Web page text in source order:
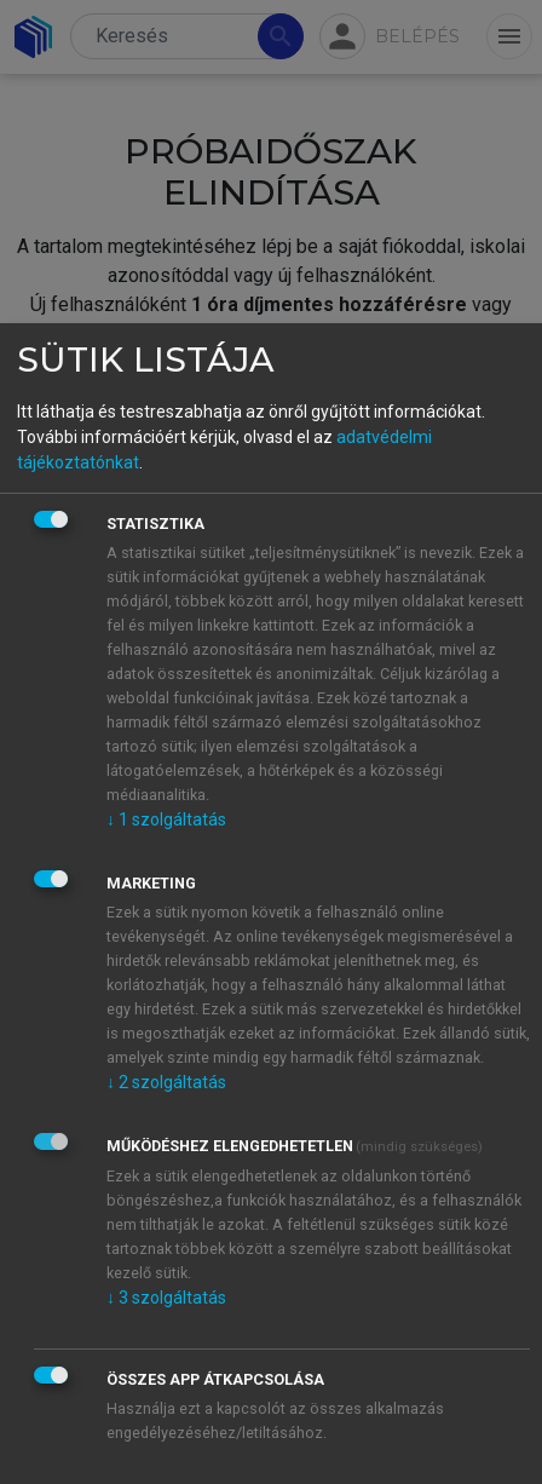
search person BELÉPÉS menu
PRÓBAIDŐSZAK
ELINDÍTÁSA
A tartalom megtekintéséhez lépj be a saját fiókoddal, iskolai
azonosítóddal vagy új felhasználóként.
Új felhasználóként 1 óra díjmentes hozzáférésre vagy
fiókoddal,vagy hozz létre új fiókot.
A regisztráció után apróbaidőszakautomatikusan
BELÉPÉS SAJÁT FIÓKKAL
ÚJ FIÓK LÉTREHOZÁSA
1 óra díjmentes hozzáférés
E-MAIL-CÍM
JELSZÓ
JELSZÓ ÚJRA
Kérek értesítést a MeRSZ újdonságairól, akcióiról.
Kérek értesítést az Akadémiai Kiadó Zrt. újdonságairól,
Adatkezelési tájékoztatóbanfoglaltakat tudomásul
veszem és elfogadom.
Általános vásárlási feltételeket, valamint a szotar.netés a
mersz.huoldalak licencszerződéseiben foglaltakat
tudomásul veszem és elfogadom.
KIPRÓBÁLOM
SÜTIK LISTÁJA
Itt láthatja és testreszabhatja az önről gyűjtött információkat.
További információért kérjük, olvasd el az adatvédelmi
tájékoztatónkat
STATISZTIKA
A statisztikai sütiket „teljesítménysütiknek” is nevezik. Ezek a
sütik információkat gyűjtenek a webhely használatának
módjáról, többek között arról, hogy milyen oldalakat keresett
fel és milyen linkekre kattintott. Ezek az információk a
felhasználó azonosítására nem használhatóak, mivel az
adatok összesítettek és anonimizáltak. Céljuk kizárólag a
weboldal funkcióinak javítása. Ezek közé tartoznak a
harmadik féltől származó elemzési szolgáltatásokhoz
tartozó sütik; ilyen elemzési szolgáltatások a
látogatóelemzések, a hőtérképek és a közösségi
médiaanalitika.
↓ 1 szolgáltatás
MARKETING
Ezek a sütik nyomon követik a felhasználó online
tevékenységét. Az online tevékenységek megismerésével a
hirdetők relevánsabb reklámokat jeleníthetnek meg, és
korlátozhatják, hogy a felhasználó hány alkalommal láthat
egy hirdetést. Ezek a sütik más szervezetekkel és hirdetőkkel
is megoszthatják ezeket az információkat. Ezek állandó sütik,
amelyek szinte mindig egy harmadik féltől származnak.
↓ 2 szolgáltatás
MŰKÖDÉSHEZ ELENGEDHETETLEN (mindig szükséges)
Ezek a sütik elengedhetetlenek az oldalunkon történő
böngészéshez,a funkciók használatához, és a felhasználók
nem tilthatják le azokat. A feltétlenül szükséges sütik közé
tartoznak többek között a személyre szabott beállításokat
kezelő sütik.
↓ 3 szolgáltatás
ÖSSZES APP ÁTKAPCSOLÁSA
Használja ezt a kapcsolót az összes alkalmazás
engedélyezéséhez/letiltásához.